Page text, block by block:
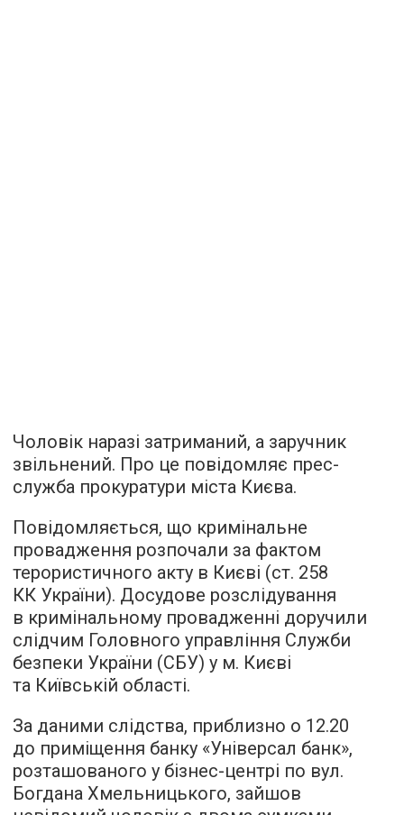
Чоловік наразі затриманий, а заручник
звільнений. Про це повідомляє прес-
служба прокуратури міста Києва.
Повідомляється, що кримінальне
провадження розпочали за фактом
терористичного акту в Києві (ст. 258
КК України). Досудове розслідування
в кримінальному провадженні доручили
слідчим Головного управління Служби
безпеки України (СБУ) у м. Києві
та Київській області.
За даними слідства, приблизно о 12.20
до приміщення банку «Універсал банк»,
розташованого у бізнес-центрі по вул.
Богдана Хмельницького, зайшов